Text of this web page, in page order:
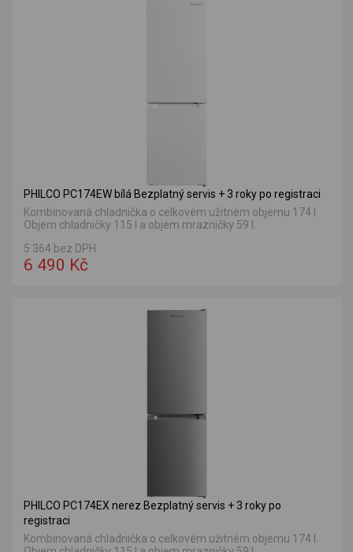
PHILCO PC174EW bílá Bezplatný servis + 3 roky po registraci
Kombinovaná chladnička o celkovém užitném objemu 174 l.
Objem chladničky 115 l a objem mrazničky 59 l.
5 364 bez DPH
6 490 Kč
PHILCO PC174EX nerez Bezplatný servis + 3 roky po
registraci
Kombinovaná chladnička o celkovém užitném objemu 174 l.